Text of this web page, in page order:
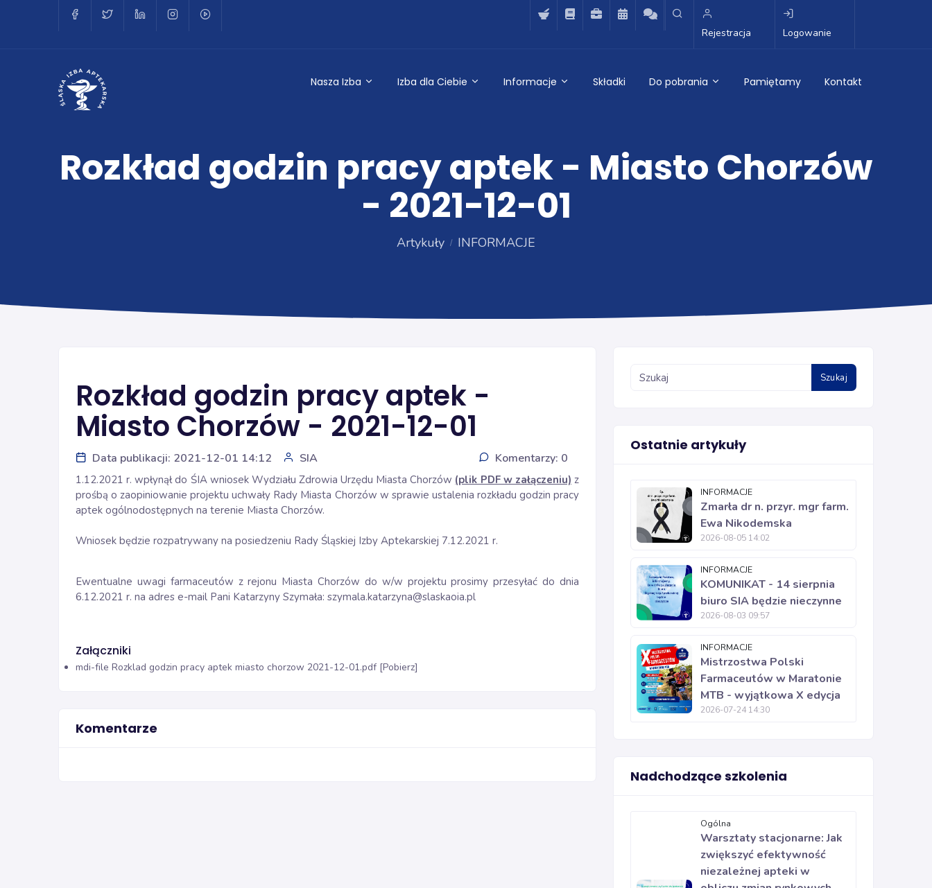
Rejestracja Logowanie
Nasza Izba Izba dla Ciebie Informacje Składki Do pobrania Pamiętamy Kontakt
Rozkład godzin pracy aptek - Miasto Chorzów
- 2021-12-01
Artykuły INFORMACJE
Rozkład godzin pracy aptek -
Miasto Chorzów - 2021-12-01
Data publikacji: 2021-12-01 14:12 SIA Komentarzy: 0
1.12.2021 r. wpłynął do ŚIA wniosek Wydziału Zdrowia Urzędu Miasta Chorzów (plik PDF w załączeniu) z
prośbą o zaopiniowanie projektu uchwały Rady Miasta Chorzów w sprawie ustalenia rozkładu godzin pracy
aptek ogólnodostępnych na terenie Miasta Chorzów.
Wniosek będzie rozpatrywany na posiedzeniu Rady Śląskiej Izby Aptekarskiej 7.12.2021 r.
Ewentualne uwagi farmaceutów z rejonu Miasta Chorzów do w/w projektu prosimy przesyłać do dnia
6.12.2021 r. na adres e-mail Pani Katarzyny Szymała: szymala.katarzyna@slaskaoia.pl
Załączniki
mdi-file Rozklad godzin pracy aptek miasto chorzow 2021-12-01.pdf [Pobierz]
Komentarze
Szukaj
Ostatnie artykuły
INFORMACJE
Zmarła dr n. przyr. mgr farm.
Ewa Nikodemska
2026-08-05 14:02
INFORMACJE
KOMUNIKAT - 14 sierpnia
biuro SIA będzie nieczynne
2026-08-03 09:57
INFORMACJE
Mistrzostwa Polski
Farmaceutów w Maratonie
MTB - wyjątkowa X edycja
2026-07-24 14:30
Nadchodzące szkolenia
Ogólna
Warsztaty stacjonarne: Jak
zwiększyć efektywność
niezależnej apteki w